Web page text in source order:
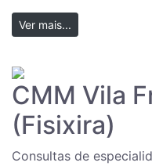
Ver mais...
CMM Vila
(Fisixira)
Consultas de